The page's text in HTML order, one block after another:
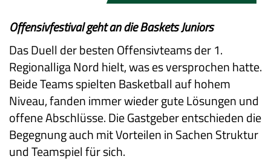
Offensivfestival geht an die Baskets Juniors
Das Duell der besten Offensivteams der 1.
Regionalliga Nord hielt, was es versprochen hatte.
Beide Teams spielten Basketball auf hohem
Niveau, fanden immer wieder gute Lösungen und
offene Abschlüsse. Die Gastgeber entschieden die
Begegnung auch mit Vorteilen in Sachen Struktur
und Teamspiel für sich.